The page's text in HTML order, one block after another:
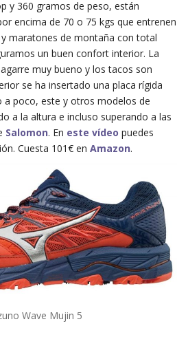
y 360 gramos de peso, están
encima de 70 o 75 kgs que entrenen
maratones de montaña con total
un buen confort interior. La
muy bueno y los tacos son
se ha insertado una placa rígida
a poco, este y otros modelos de
a la altura e incluso superando a las
Salomon. En este vídeo puedes
Cuesta 101€ en Amazon.
Wave Mujin 5